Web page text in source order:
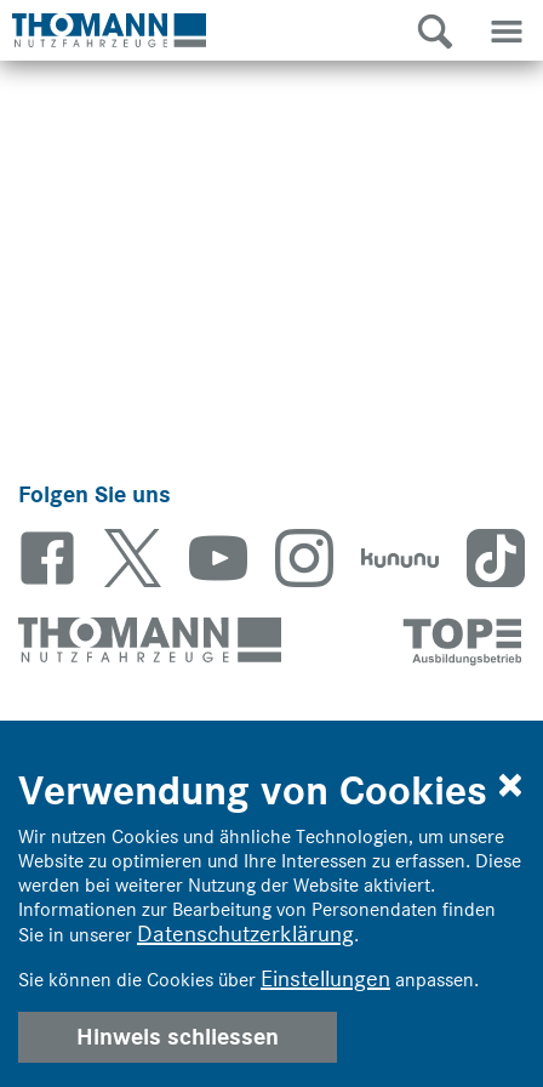
Folgen Sie uns
webwork: lemonbrain.ch
Impressum|AGB
Verwendung von Cookies
Wir nutzen Cookies und ähnliche Technologien, um unsere
Website zu optimieren und Ihre Interessen zu erfassen. Diese
werden bei weiterer Nutzung der Website aktiviert.
Informationen zur Bearbeitung von Personendaten finden
Sie in unserer Datenschutzerklärung.
Sie können die Cookies über Einstellungen anpassen.
Hinweis schliessen